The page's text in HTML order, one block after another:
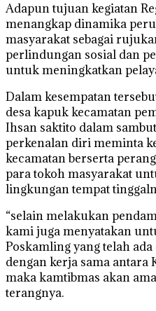
Adapun tujuan kegiatan
menangkap dinamika
masyarakat sebagai
perlindungan sosial dan
untuk meningkatkan
Dalam kesempatan
desa kapuk kecamatan
Ihsan saktito dalam
perkenalan diri meminta
kecamatan berserta
para tokoh masyarakat
lingkungan tempat
“selain melakukan
kami juga menyatakan
Poskamling yang telah
dengan kerja sama antara
maka kamtibmas akan
terangnya.